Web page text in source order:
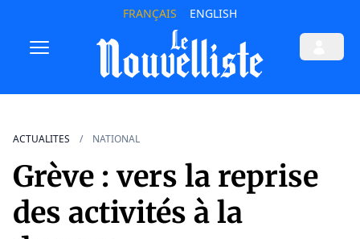
FRANÇAIS ENGLISH
ACTUALITES NATIONAL
Grève : vers la reprise
des activités à la